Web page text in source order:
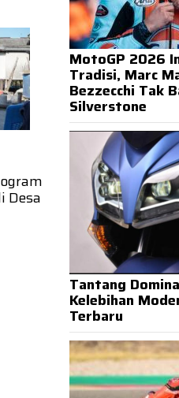
Desa
MotoGP 2026
Tradisi, Marc
Bezzecchi Tak
Silverstone
Tantang
Kelebihan
Terbaru